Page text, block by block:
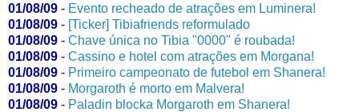
01/08/09 - Evento recheado de atrações em Luminera!
01/08/09 - [Ticker] Tibiafriends reformulado
01/08/09 - Chave única no Tibia "0000" é roubada!
01/08/09 - Cassino e hotel com atrações em Morgana!
01/08/09 - Primeiro campeonato de futebol em Shanera!
01/08/09 - Morgaroth é morto em Malvera!
01/08/09 - Paladin blocka Morgaroth em Shanera!